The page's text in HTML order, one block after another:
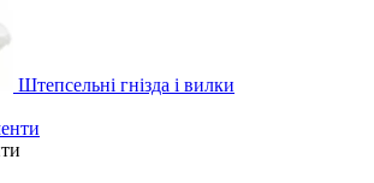
Штепсельні гнізда і вилки